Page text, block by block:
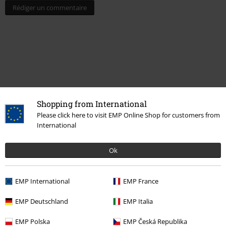
Shopping from International
Please click here to visit EMP Online Shop for customers from
International
Ok
EMP International EMP France
EMP Deutschland EMP Italia
EMP Polska EMP Česká Republika
Rédiger un commentaire